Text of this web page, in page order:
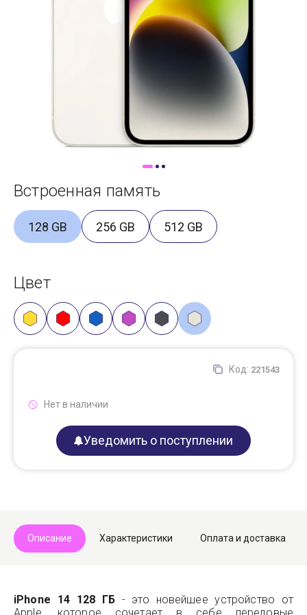
Встроенная память
128 GB 256 GB 512 GB
Цвет
Код: 221543
Нет в наличии
Уведомить о поступлении
Описание Характеристики Оплата и доставка
iPhone 14 128 ГБ- это новейшее устройство от